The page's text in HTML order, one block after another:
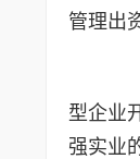
管理出
(
型企业
强实业